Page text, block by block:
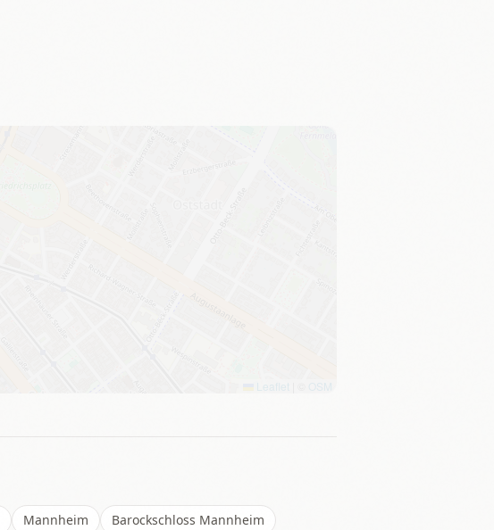
Mannheim Barockschloss Mannheim